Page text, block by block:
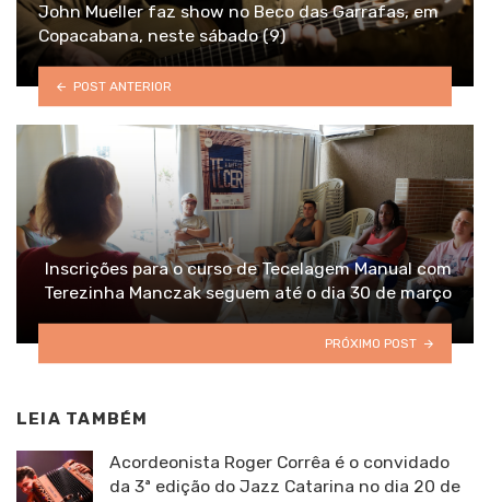
John Mueller faz show no Beco das Garrafas, em
Copacabana, neste sábado (9)
POST ANTERIOR
Inscrições para o curso de Tecelagem Manual com
Terezinha Manczak seguem até o dia 30 de março
PRÓXIMO POST
LEIA TAMBÉM
Acordeonista Roger Corrêa é o convidado
da 3ª edição do Jazz Catarina no dia 20 de